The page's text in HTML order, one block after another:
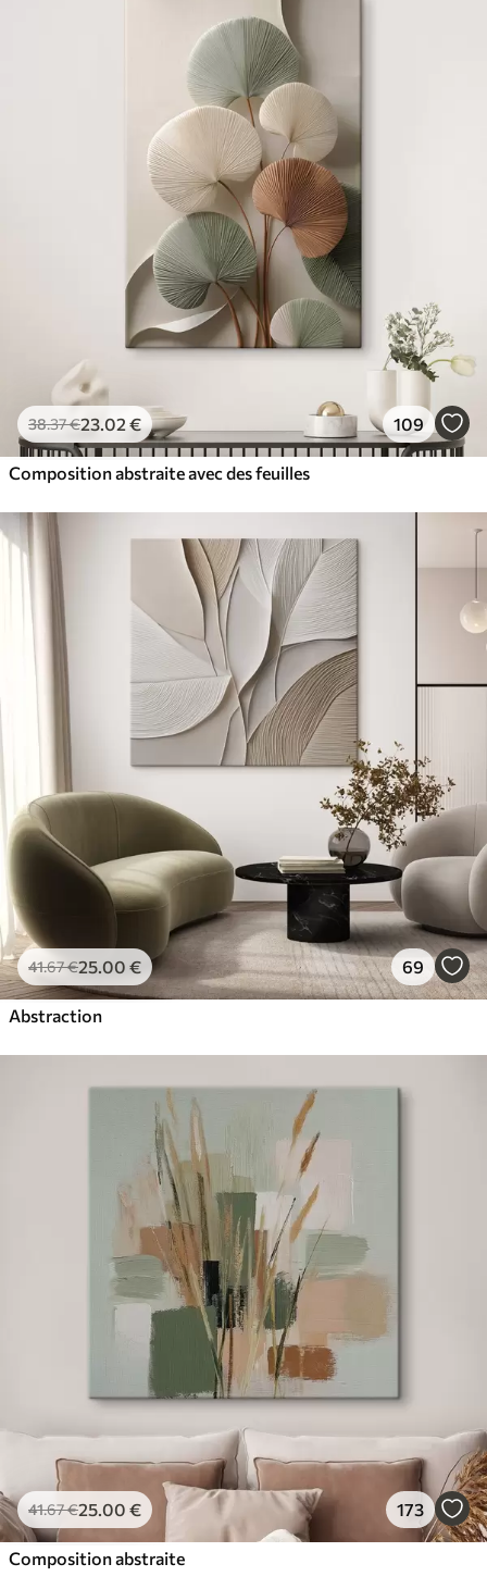
38.37€23.02€ 109
Composition abstraite avec des feuilles
41.67€25.00 € 69
Abstraction
41.67€25.00 € 173
Composition abstraite